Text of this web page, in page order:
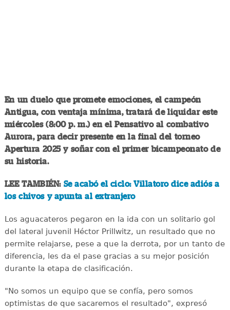
En un duelo que promete emociones, el campeón
Antigua, con ventaja mínima, tratará de liquidar este
miércoles (8:00 p. m.) en el Pensativo al combativo
Aurora, para decir presente en la final del torneo
Apertura 2025 y soñar con el primer bicampeonato de
su historia.
LEE TAMBIÉN: Se acabó el ciclo: Villatoro dice adiós a
los chivos y apunta al extranjero
Los aguacateros pegaron en la ida con un solitario gol
del lateral juvenil Héctor Prillwitz, un resultado que no
permite relajarse, pese a que la derrota, por un tanto de
diferencia, les da el pase gracias a su mejor posición
durante la etapa de clasificación.
"No somos un equipo que se confía, pero somos
optimistas de que sacaremos el resultado", expresó